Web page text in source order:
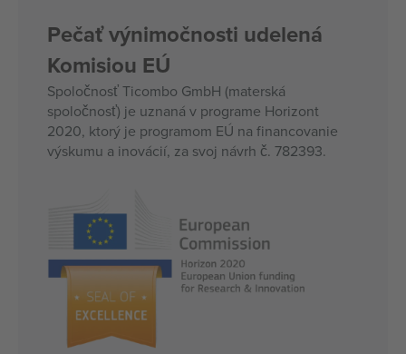
Pečať výnimočnosti udelená
Komisiou EÚ
Spoločnosť Ticombo GmbH (materská
spoločnosť) je uznaná v programe Horizont
2020, ktorý je programom EÚ na financovanie
výskumu a inovácií, za svoj návrh č. 782393.